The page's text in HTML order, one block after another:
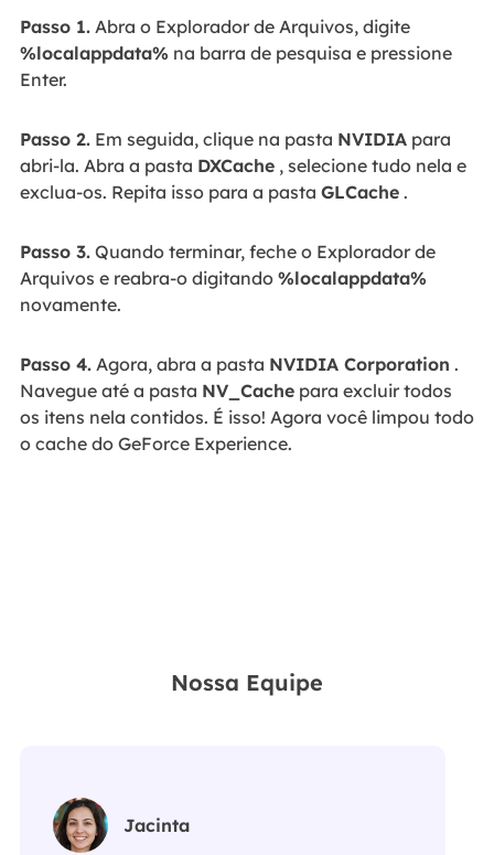
Passo 1.Abra o Explorador de Arquivos, digite
%localappdata% na barra de pesquisa e pressione
Enter.
Passo 2.Em seguida, clique na pasta NVIDIApara
abri-la. Abra a pasta DXCache, selecione tudo nela e
exclua-os. Repita isso para a pasta GLCache.
Passo 3.Quando terminar, feche o Explorador de
Arquivos e reabra-o digitando %localappdata%
novamente.
Passo 4.Agora, abra a pasta NVIDIA Corporation .
Navegue até a pasta NV_Cachepara excluir todos
os itens nela contidos. É isso! Agora você limpou todo
o cache do GeForce Experience.
Nossa Equipe
Jacinta